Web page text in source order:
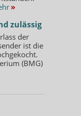
»
zulässig
der
ist die
(BMG)